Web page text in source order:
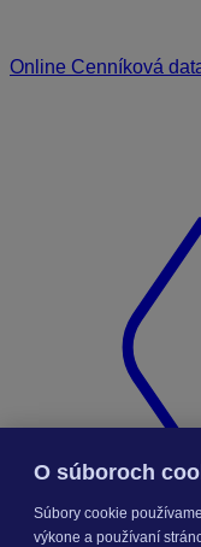
Online Cenníková
O súboroch
Súbory cookie
výkone a používaní